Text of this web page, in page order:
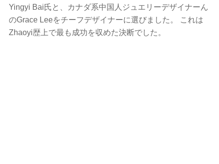
Yingyi Bai氏と、カナダ系中国人ジュエリーデザイナーん
のGrace Leeをチーフデザイナーに選びました。 これは
Zhaoyi歴上で最も成功を収めた決断でした。